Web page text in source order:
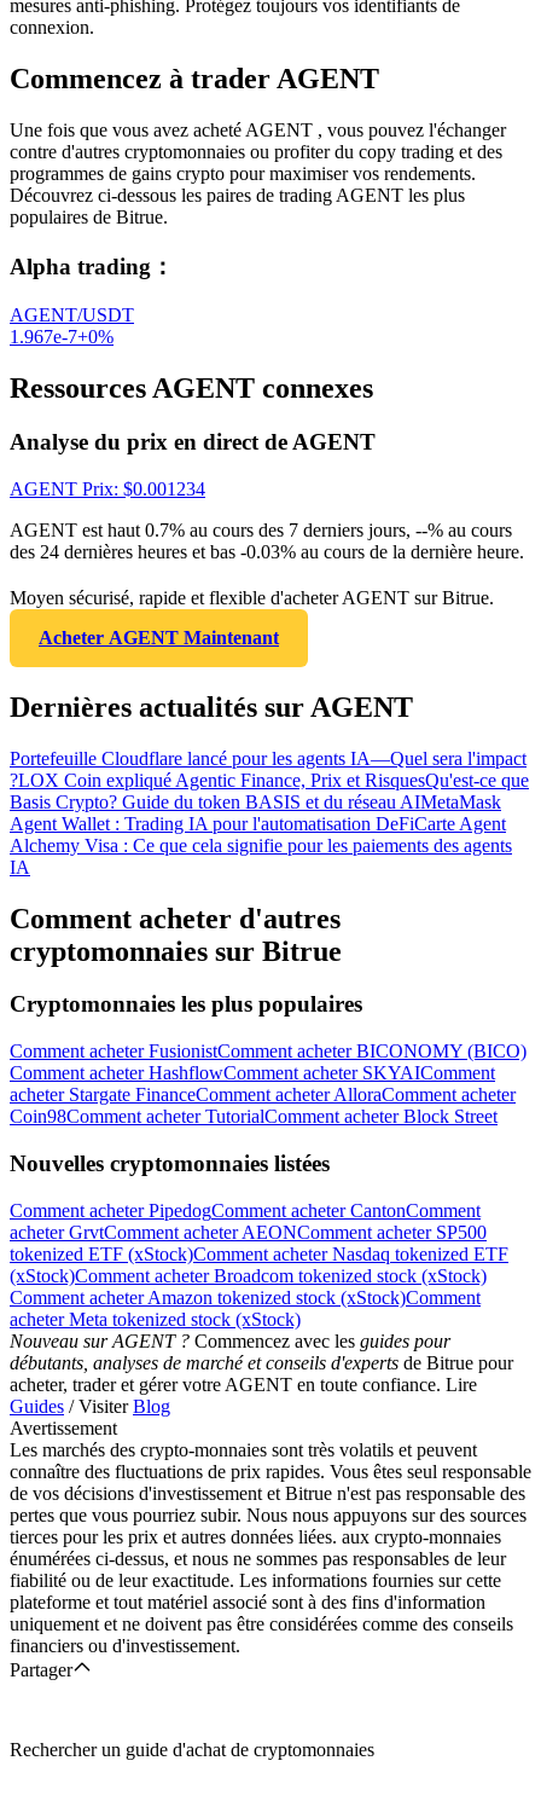
mesures anti-phishing. Protégez toujours vos identifiants de
connexion.
Commencez à trader AGENT
Une fois que vous avez acheté AGENT , vous pouvez l'échanger
contre d'autres cryptomonnaies ou profiter du copy trading et des
programmes de gains crypto pour maximiser vos rendements.
Découvrez ci-dessous les paires de trading AGENT les plus
populaires de Bitrue.
Alpha trading ：
AGENT/USDT
1.967e-7+0%
Ressources AGENT connexes
Analyse du prix en direct de AGENT
AGENT Prix: $0.001234
AGENT est haut 0.7% au cours des 7 derniers jours, --% au cours
des 24 dernières heures et bas -0.03% au cours de la dernière heure.
Moyen sécurisé, rapide et flexible d'acheter AGENT sur Bitrue.
Acheter AGENT Maintenant
Dernières actualités sur AGENT
Portefeuille Cloudflare lancé pour les agents IA—Quel sera l'impact
?LOX Coin expliqué Agentic Finance, Prix et RisquesQu'est-ce que
Basis Crypto? Guide du token BASIS et du réseau AIMetaMask
Agent Wallet : Trading IA pour l'automatisation DeFiCarte Agent
Alchemy Visa : Ce que cela signifie pour les paiements des agents
IA
Comment acheter d'autres
cryptomonnaies sur Bitrue
Cryptomonnaies les plus populaires
Comment acheter FusionistComment acheter BICONOMY (BICO)
Comment acheter HashflowComment acheter SKYAIComment
acheter Stargate FinanceComment acheter AlloraComment acheter
Coin98Comment acheter TutorialComment acheter Block Street
Nouvelles cryptomonnaies listées
Comment acheter PipedogComment acheter CantonComment
acheter GrvtComment acheter AEONComment acheter SP500
tokenized ETF (xStock)Comment acheter Nasdaq tokenized ETF
(xStock)Comment acheter Broadcom tokenized stock (xStock)
Comment acheter Amazon tokenized stock (xStock)Comment
acheter Meta tokenized stock (xStock)
Nouveau sur AGENT ? Commencez avec les guides pour
débutants, analyses de marché et conseils d'experts de Bitrue pour
acheter, trader et gérer votre AGENT en toute confiance. Lire
Guides / VisiterBlog
Avertissement
Les marchés des crypto-monnaies sont très volatils et peuvent
connaître des fluctuations de prix rapides. Vous êtes seul responsable
de vos décisions d'investissement et Bitrue n'est pas responsable des
pertes que vous pourriez subir. Nous nous appuyons sur des sources
tierces pour les prix et autres données liées. aux crypto-monnaies
énumérées ci-dessus, et nous ne sommes pas responsables de leur
fiabilité ou de leur exactitude. Les informations fournies sur cette
plateforme et tout matériel associé sont à des fins d'information
uniquement et ne doivent pas être considérées comme des conseils
financiers ou d'investissement.
Partager
Rechercher un guide d'achat de cryptomonnaies